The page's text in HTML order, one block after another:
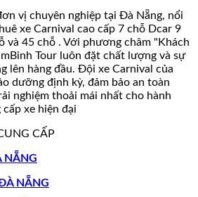
vị chuyên nghiệp tại Đà Nẵng, nổi
xe Carnival cao cấp 7 chỗ Dcar 9
và 45 chỗ . Với phương châm "Khách
Tour luôn đặt chất lượng và sự
lên hàng đầu. Đội xe Carnival của
dưỡng định kỳ, đảm bảo an toàn
nghiệm thoải mái nhất cho hành
xe hiện đại
CẤP
NẴNG
NẴNG